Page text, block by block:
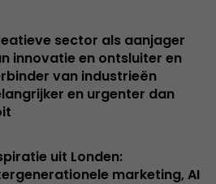
sector als aanjager
innovatie en ontsluiter en
van industrieën
en urgenter dan
uit Londen:
marketing, AI